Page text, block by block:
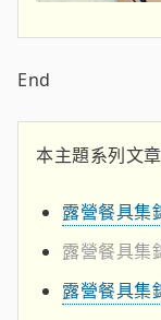
End
本主題系列文章
露營餐具集
露營餐具集
露營餐具集